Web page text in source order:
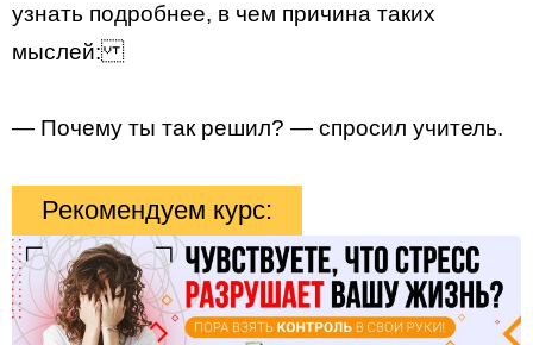
узнать подробнее, в чем причина таких
мыслей:
— Почему ты так решил? — спросил учитель.
Рекомендуем курс: